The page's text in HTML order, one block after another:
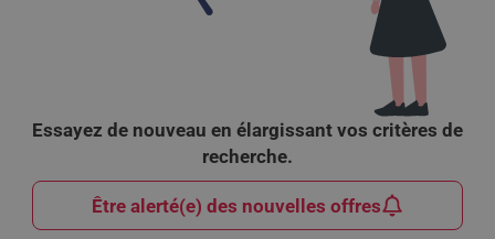
Essayez de nouveau en élargissant vos critères de
recherche.
Être alerté(e) des nouvelles offres